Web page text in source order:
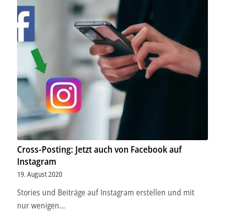
Cross-Posting: Jetzt auch von Facebook auf
Instagram
19. August 2020
Stories und Beiträge auf Instagram erstellen und mit
nur wenigen…